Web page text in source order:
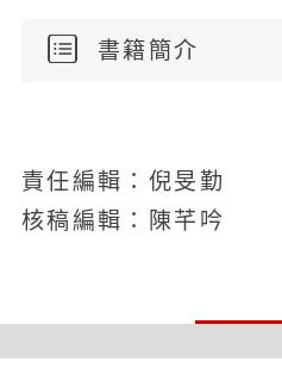
書籍簡介
責任編輯：倪旻勤
核稿編輯：陳芊吟